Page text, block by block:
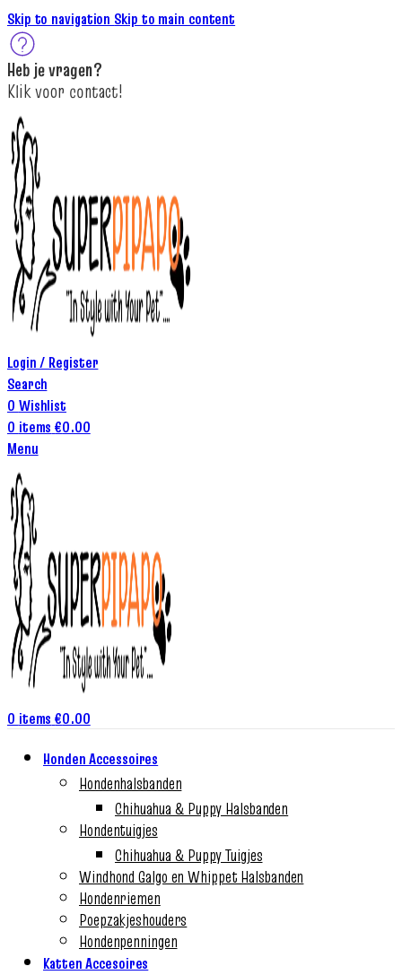
Skip to navigation Skip to main content
Heb jevragen?
Klikvoor contact!
Login / Register
Search
0 Wishlist
0 items €0.00
Menu
0 items €0.00
Honden Accessoires
Hondenhalsbanden
Chihuahua & Puppy Halsbanden
Hondentuigjes
Chihuahua & Puppy Tuigjes
Windhond Galgo en Whippet Halsbanden
Hondenriemen
Poepzakjeshouders
Hondenpenningen
Katten Accesoires